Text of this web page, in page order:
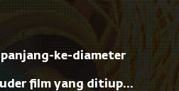
Pemasok terkemuka yang
bantuan survei dan pemetaan, serta
besar dan kecil di dalam
adalah mitra kami atau pelanggan
panjang-ke-diameter
film yang ditiup